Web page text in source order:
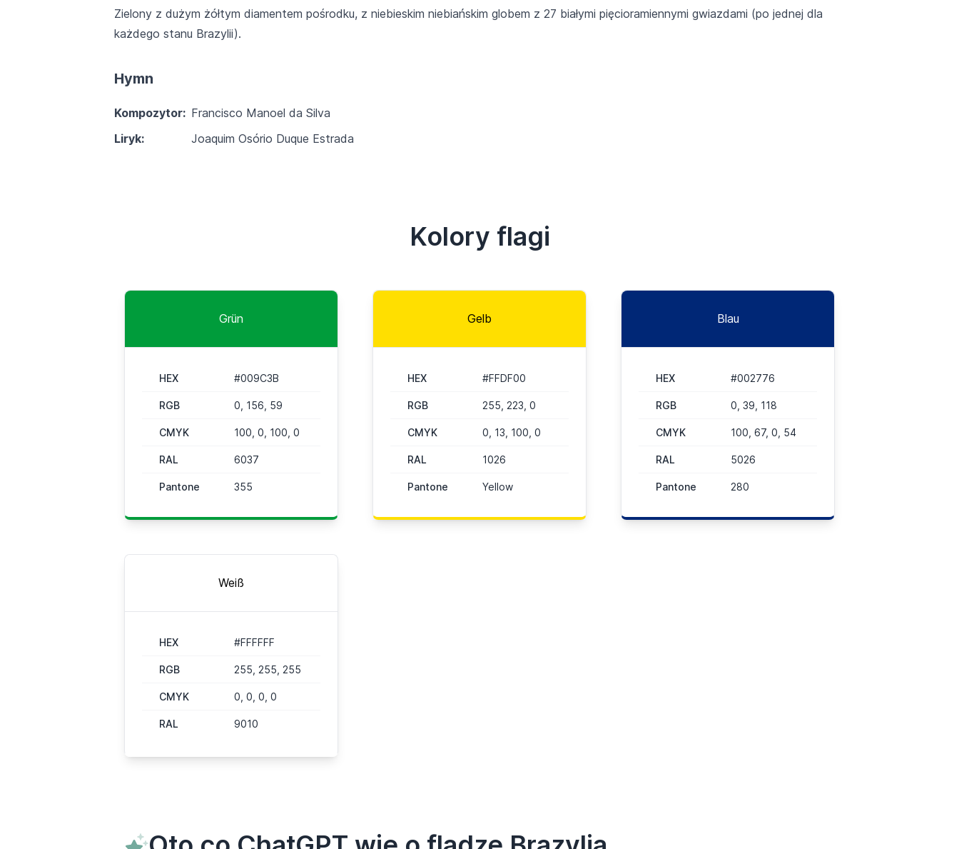
Zielony z dużym żółtym diamentem pośrodku, z niebieskim niebiańskim globem z 27 białymi pięcioramiennymi gwiazdami (po jednej dla
każdego stanu Brazylii).
Hymn
Kompozytor: Francisco Manoel da Silva
Liryk:
Joaquim Osório Duque Estrada
Kolory flagi
Grün
HEX #009C3B
RGB 0, 156, 59
CMYK 100, 0, 100, 0
RAL 6037
Pantone 355
Gelb
HEX #FFDF00
RGB 255, 223, 0
CMYK 0, 13, 100, 0
RAL 1026
Pantone Yellow
Blau
HEX #002776
RGB 0, 39, 118
CMYK 100, 67, 0, 54
RAL 5026
Pantone 280
Weiß
HEX #FFFFFF
RGB 255, 255, 255
CMYK 0, 0, 0, 0
RAL 9010